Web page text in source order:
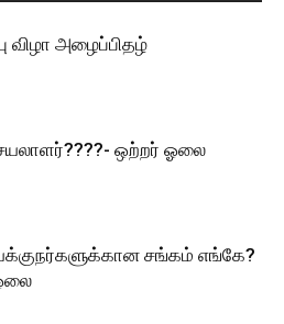
விழா அழைப்பிதழ்
ஒற்றர் ஓலை
சங்கம் எங்கே?